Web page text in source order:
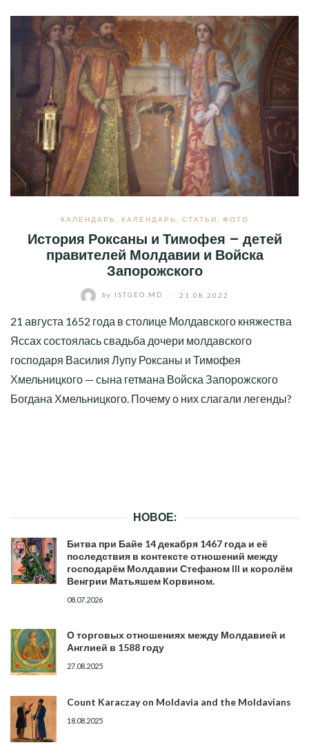
КАЛЕНДАРЬ КАЛЕНДАРЬ СТАТЬИ ФОТО
История Роксаны и Тимофея – детей
правителей Молдавии и Войска
Запорожского
by ISTGEO.MD 21.08.2022
21 августа 1652 года в столице Молдавского княжества
Яссах состоялась свадьба дочери молдавского
господаря Василия Лупу Роксаны и Тимофея
Хмельницкого — сына гетмана Войска Запорожского
Богдана Хмельницкого. Почему о них слагали легенды?
НОВОЕ:
Битва при Байе 14 декабря 1467 года и её
последствия в контексте отношений между
господарём Молдавии Стефаном III и королём
Венгрии Матьяшем Корвином.
08.07.2026
О торговых отношениях между Молдавией и
Англией в 1588 году
27.08.2025
Count Karaczay on Moldavia and the Moldavians
18.08.2025